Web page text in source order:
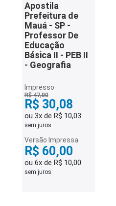
Apostila
Prefeitura de
Mauá - SP -
Professor De
Educação
Básica II - PEB II
- Geografia
Impresso
R$ 47,00
R$ 30,08
ou 3x de R$ 10,03
sem juros
Versão Impressa
R$ 60,00
ou 6x de R$ 10,00
sem juros